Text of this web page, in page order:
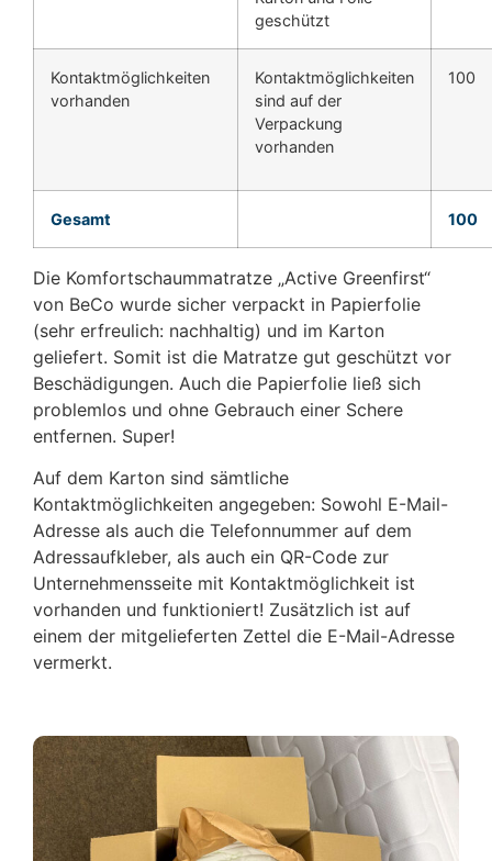
geschützt
Kontaktmöglichkeiten
vorhanden
Kontaktmöglichkeiten
sind auf der
Verpackung
vorhanden
100
Gesamt 100
Die Komfortschaummatratze „Active Greenfirst“
von BeCo wurde sicher verpackt in Papierfolie
(sehr erfreulich: nachhaltig) und im Karton
geliefert. Somit ist die Matratze gut geschützt vor
Beschädigungen. Auch die Papierfolie ließ sich
problemlos und ohne Gebrauch einer Schere
entfernen. Super!
Auf dem Karton sind sämtliche
Kontaktmöglichkeiten angegeben: Sowohl E-Mail-
Adresse als auch die Telefonnummer auf dem
Adressaufkleber, als auch ein QR-Code zur
Unternehmensseite mit Kontaktmöglichkeit ist
vorhanden und funktioniert! Zusätzlich ist auf
einem der mitgelieferten Zettel die E-Mail-Adresse
vermerkt.